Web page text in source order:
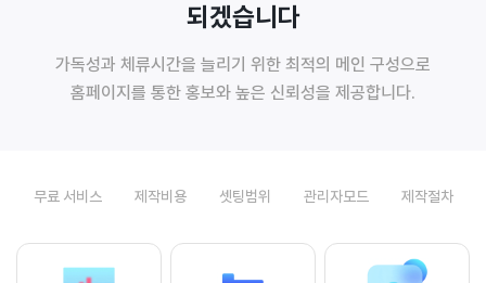
되겠습니다
가독성과 체류시간을 늘리기 위한 최적의 메인 구성으로
홈페이지를 통한 홍보와 높은 신뢰성을 제공합니다.
무료 서비스 제작비용 셋팅범위 관리자모드 제작절차